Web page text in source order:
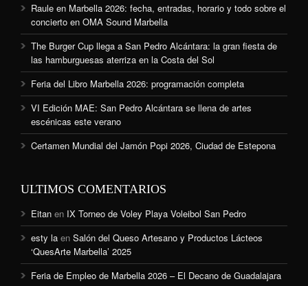
Raule en Marbella 2026: fecha, entradas, horario y todo sobre el
concierto en OMA Sound Marbella
The Burger Cup llega a San Pedro Alcántara: la gran fiesta de
las hamburguesas aterriza en la Costa del Sol
Feria del Libro Marbella 2026: programación completa
VI Edición MAE: San Pedro Alcántara se llena de artes
escénicas este verano
Certamen Mundial del Jamón Popi 2026, Ciudad de Estepona
ULTIMOS COMENTARIOS
Eitan en IX Torneo de Voley Playa Voleibol San Pedro
esty la en Salón del Queso Artesano y Productos Lácteos
‘QuesArte Marbella’ 2025
Feria de Empleo de Marbella 2026 – El Decano de Guadalajara